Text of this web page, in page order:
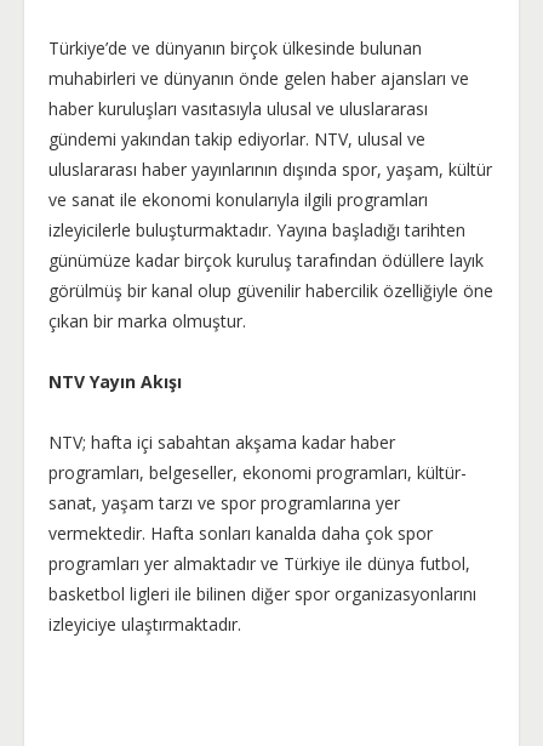
Türkiye’de ve dünyanın birçok ülkesinde bulunan
muhabirleri ve dünyanın önde gelen haber ajansları ve
haber kuruluşları vasıtasıyla ulusal ve uluslararası
gündemi yakından takip ediyorlar. NTV, ulusal ve
uluslararası haber yayınlarının dışında spor, yaşam, kültür
ve sanat ile ekonomi konularıyla ilgili programları
izleyicilerle buluşturmaktadır. Yayına başladığı tarihten
günümüze kadar birçok kuruluş tarafından ödüllere layık
görülmüş bir kanal olup güvenilir habercilik özelliğiyle öne
çıkan bir marka olmuştur.
NTV Yayın Akışı
NTV; hafta içi sabahtan akşama kadar haber
programları, belgeseller, ekonomi programları, kültür-
sanat, yaşam tarzı ve spor programlarına yer
vermektedir. Hafta sonları kanalda daha çok spor
programları yer almaktadır ve Türkiye ile dünya futbol,
basketbol ligleri ile bilinen diğer spor organizasyonlarını
izleyiciye ulaştırmaktadır.